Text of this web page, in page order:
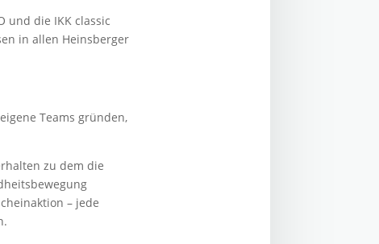
und die IKK classic
in allen Heinsberger
Teams gründen,
zu dem die
– jede